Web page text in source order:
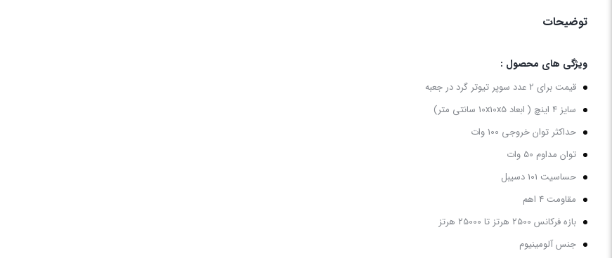
توضیحات
ویژگی های محصول :
قیمت برای 2 عدد سوپر تیوتر گرد در جعبه
سایز 4 اینچ ( ابعاد 10x10x5 سانتی متر)
حداکثر توان خروجی 100 وات
توان مداوم 50 وات
حساسیت 101 دسیبل
مقاومت 4 اهم
بازه فرکانس 2500 هرتز تا 25000 هرتز
جنس آلومینیوم